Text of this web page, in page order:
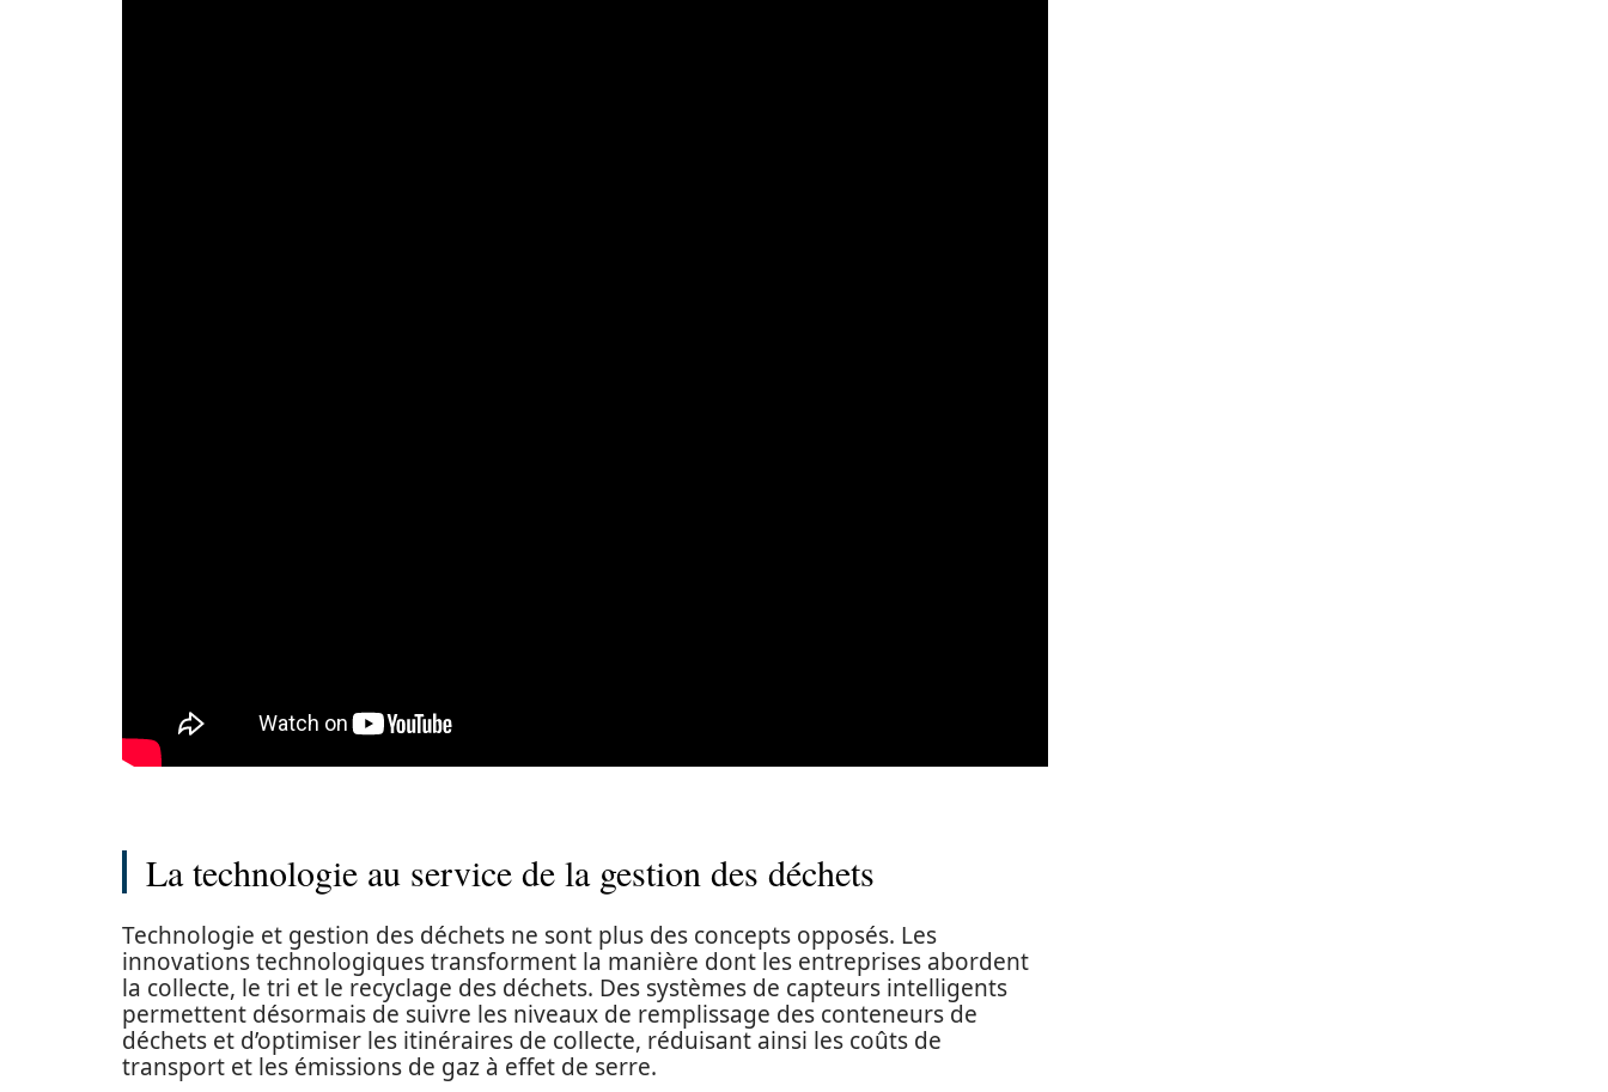
La technologie au service de la gestion des déchets
Technologie et gestion des déchets ne sont plus des concepts opposés. Les
innovations technologiques transforment la manière dont les entreprises abordent
la collecte, le tri et le recyclage des déchets. Des systèmes de capteurs intelligents
permettent désormais de suivre les niveaux de remplissage des conteneurs de
déchets et d’optimiser les itinéraires de collecte, réduisant ainsi les coûts de
transport et les émissions de gaz à effet de serre.